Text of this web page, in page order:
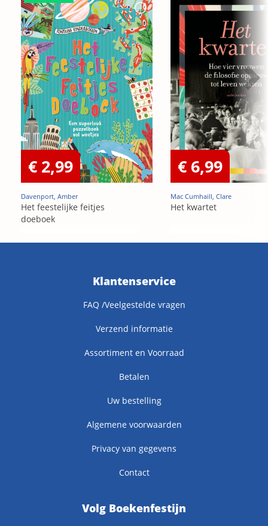
€ 2,99
Davenport, Amber
Het feestelijke feitjes
doeboek
€ 6,99
Mac Cumhaill, Clare
Het kwartet
Klantenservice
FAQ /Veelgestelde vragen
Verzend informatie
Assortiment en Voorraad
Betalen
Uw bestelling
Algemene voorwaarden
Privacy van gegevens
Contact
Volg Boekenfestijn